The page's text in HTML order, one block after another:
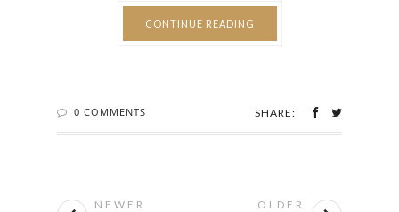
CONTINUE READING
0 COMMENTS SHARE:
NEWER OLDER